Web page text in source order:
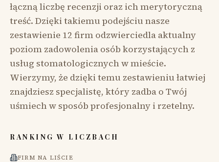
łączną liczbę recenzji oraz ich merytoryczną
treść. Dzięki takiemu podejściu nasze
zestawienie 12 firm odzwierciedla aktualny
poziom zadowolenia osób korzystających z
usług stomatologicznych w mieście.
Wierzymy, że dzięki temu zestawieniu łatwiej
znajdziesz specjalistę, który zadba o Twój
uśmiech w sposób profesjonalny i rzetelny.
RANKING W LICZBACH
FIRM NA LIŚCIE